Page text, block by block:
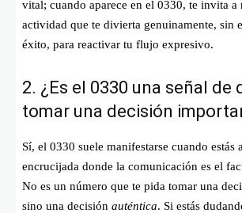
vital; cuando aparece en el 0330, te invita a
actividad que te divierta genuinamente, sin
éxito, para reactivar tu flujo expresivo.
2. ¿Es el 0330 una señal de
tomar una decisión
Sí, el 0330 suele manifestarse cuando estás
encrucijada donde la comunicación es el
No es un número que te pida tomar una
sino una decisión auténtica. Si estás